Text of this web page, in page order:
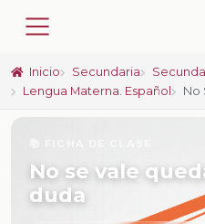
Inicio Secundaria
Lengua Materna. Español
No
No se vale
duda